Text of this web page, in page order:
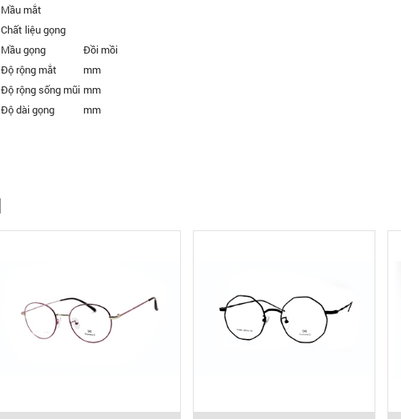
Mầu mắt
Chất liệu gọng
Mầu gọng
Đồi mồi
Độ rộng mắt
mm
Độ rộng sống mũi mm
Độ dài gọng
mm